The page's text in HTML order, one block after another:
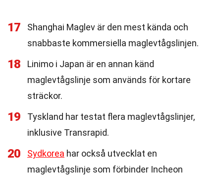
17
Shanghai Maglev är den mest kända och
snabbaste kommersiella maglevtågslinjen.
18
Linimo i Japan är en annan känd
maglevtågslinje som används för kortare
sträckor.
19
Tyskland har testat flera maglevtågslinjer,
inklusive Transrapid.
20 Sydkorea har också utvecklat en
maglevtågslinje som förbinder Incheon